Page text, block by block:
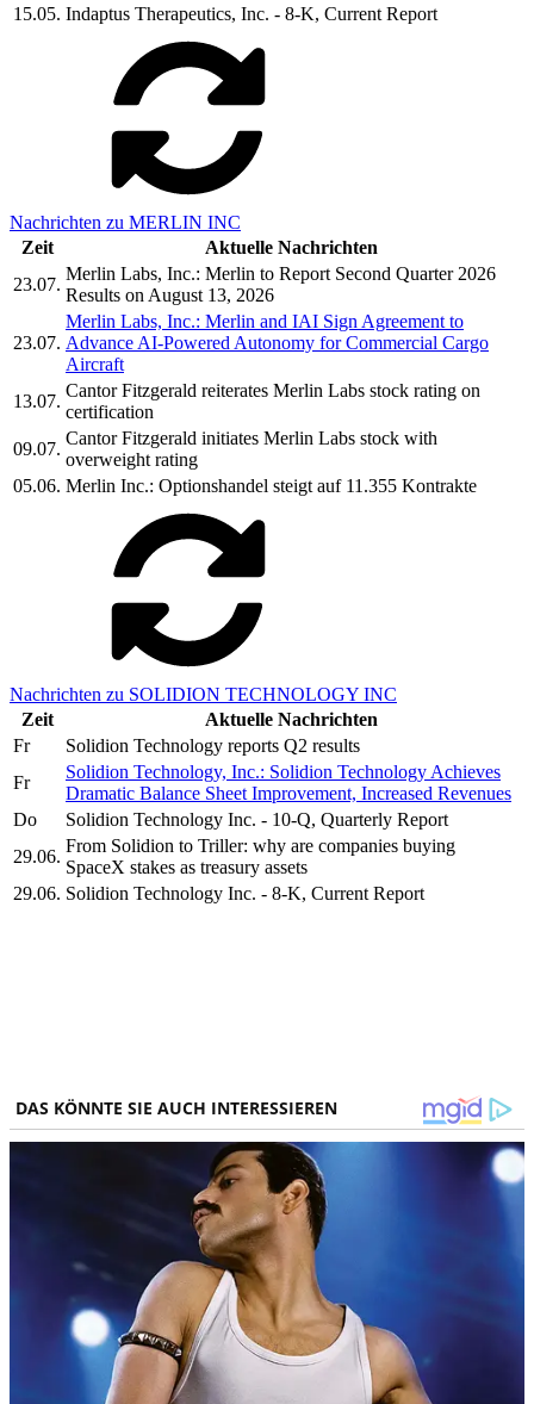
15.05. Indaptus Therapeutics, Inc. - 8-K, Current Report
Nachrichten zu MERLIN INC
Zeit
Aktuelle Nachrichten
23.07.
Merlin Labs, Inc.: Merlin to Report Second Quarter 2026
Results on August 13, 2026
23.07.
Merlin Labs, Inc.: Merlin and IAI Sign Agreement to
Advance AI-Powered Autonomy for Commercial Cargo
Aircraft
13.07.
Cantor Fitzgerald reiterates Merlin Labs stock rating on
certification
09.07.
Cantor Fitzgerald initiates Merlin Labs stock with
overweight rating
05.06. Merlin Inc.: Optionshandel steigt auf 11.355 Kontrakte
Nachrichten zu SOLIDION TECHNOLOGY INC
Zeit
Aktuelle Nachrichten
Fr
Solidion Technology reports Q2 results
Fr
Solidion Technology, Inc.: Solidion Technology Achieves
Dramatic Balance Sheet Improvement, Increased Revenues
Do
Solidion Technology Inc. - 10-Q, Quarterly Report
29.06.
From Solidion to Triller: why are companies buying
SpaceX stakes as treasury assets
29.06. Solidion Technology Inc. - 8-K, Current Report